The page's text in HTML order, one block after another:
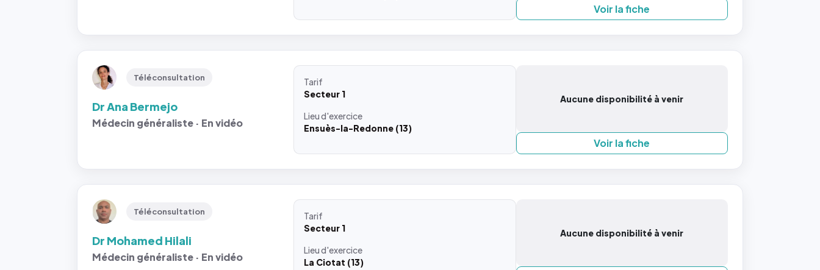
Voir la fiche
Téléconsultation
Dr Ana Bermejo
Médecin généraliste · En vidéo
Tarif
Secteur 1
Lieud'exercice
Ensuès-la-Redonne (13)
Aucune disponibilité à venir
Voir la fiche
Téléconsultation
Dr Mohamed Hilali
Médecin généraliste · En vidéo
Tarif
Secteur 1
Lieud'exercice
La Ciotat (13)
Aucune disponibilité à venir